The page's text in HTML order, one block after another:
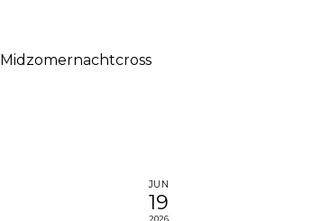
Midzomernachtcross
JUN
19
2026